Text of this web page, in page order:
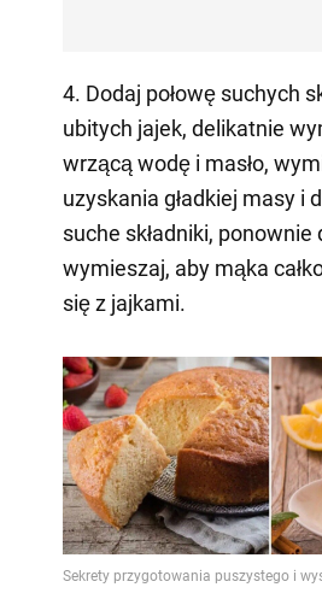
4. Dodaj połowę suchych
ubitych jajek, delikatnie
wrzącą wodę i masło,
uzyskania gładkiej masy i
suche składniki, ponownie
wymieszaj, aby mąka
się z jajkami.